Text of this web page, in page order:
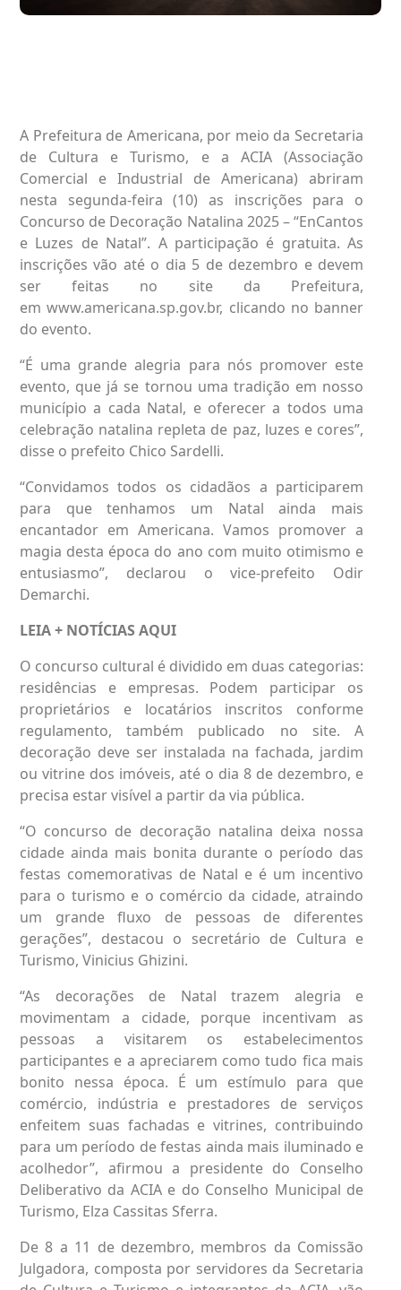
A Prefeitura de Americana, por meio da Secretaria
de Cultura e Turismo, e a ACIA (Associação
Comercial e Industrial de Americana) abriram
nesta segunda-feira (10) as inscrições para o
Concurso de Decoração Natalina 2025 – “EnCantos
e Luzes de Natal”. A participação é gratuita. As
inscrições vão até o dia 5 de dezembro e devem
ser feitas no site da Prefeitura,
emwww.americana.sp.gov.br, clicando no banner
do evento.
“É uma grande alegria para nós promover este
evento, que já se tornou uma tradição em nosso
município a cada Natal, e oferecer a todos uma
celebração natalina repleta de paz, luzes e cores”,
disse o prefeito Chico Sardelli.
“Convidamos todos os cidadãos a participarem
para que tenhamos um Natal ainda mais
encantador em Americana. Vamos promover a
magia desta época do ano com muito otimismo e
entusiasmo”, declarou o vice-prefeito Odir
Demarchi.
LEIA + NOTÍCIAS AQUI
O concurso cultural é dividido em duas categorias:
residências e empresas. Podem participar os
proprietários e locatários inscritos conforme
regulamento, também publicado no site. A
decoração deve ser instalada na fachada, jardim
ou vitrine dos imóveis, até o dia 8 de dezembro, e
precisa estar visível a partir da via pública.
“O concurso de decoração natalina deixa nossa
cidade ainda mais bonita durante o período das
festas comemorativas de Natal e é um incentivo
para o turismo e o comércio da cidade, atraindo
um grande fluxo de pessoas de diferentes
gerações”, destacou o secretário de Cultura e
Turismo, Vinicius Ghizini.
“As decorações de Natal trazem alegria e
movimentam a cidade, porque incentivam as
pessoas a visitarem os estabelecimentos
participantes e a apreciarem como tudo fica mais
bonito nessa época. É um estímulo para que
comércio, indústria e prestadores de serviços
enfeitem suas fachadas e vitrines, contribuindo
para um período de festas ainda mais iluminado e
acolhedor”, afirmou a presidente do Conselho
Deliberativo da ACIA e do Conselho Municipal de
Turismo, Elza Cassitas Sferra.
De 8 a 11 de dezembro, membros da Comissão
Julgadora, composta por servidores da Secretaria